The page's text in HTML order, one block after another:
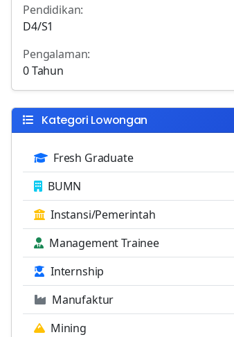
Pendidikan:
D4/S1
Pengalaman:
0 Tahun
Kategori Lowongan
Fresh Graduate
BUMN
Instansi/Pemerintah
Management Trainee
Internship
Manufaktur
Mining